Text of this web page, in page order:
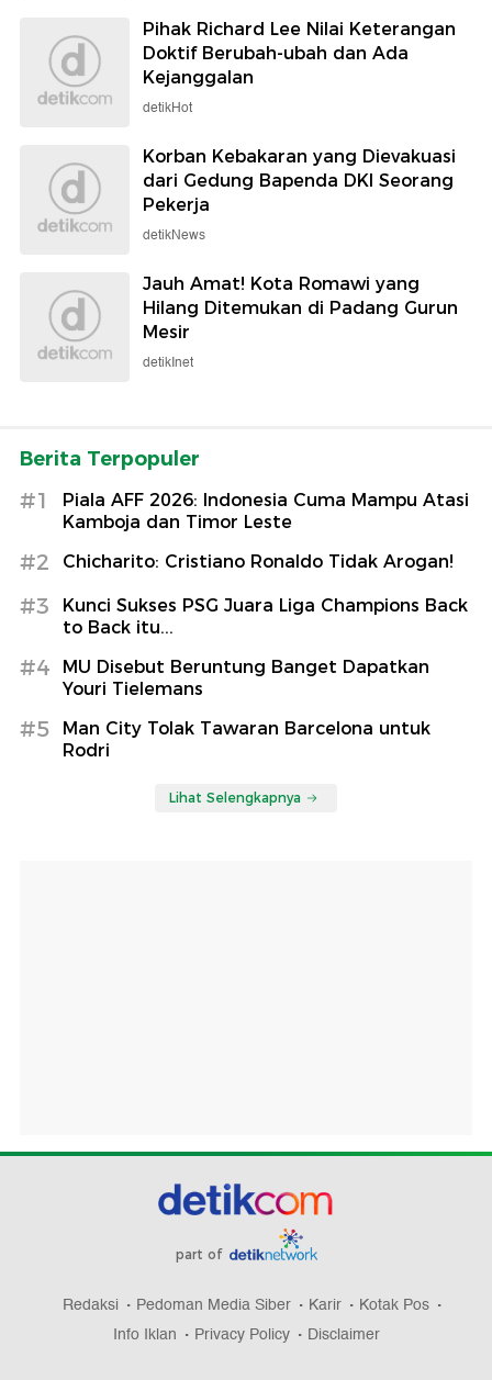
Pihak Richard Lee Nilai Keterangan
Doktif Berubah-ubah dan Ada
Kejanggalan
detikHot
Korban Kebakaran yang Dievakuasi
dari Gedung Bapenda DKI Seorang
Pekerja
detikNews
Jauh Amat! Kota Romawi yang
Hilang Ditemukan di Padang Gurun
Mesir
detikInet
Berita Terpopuler
#1
Piala AFF 2026: Indonesia Cuma Mampu Atasi
Kamboja dan Timor Leste
#2 Chicharito: Cristiano Ronaldo Tidak Arogan!
#3
Kunci Sukses PSG Juara Liga Champions Back
to Back itu...
#4
MU Disebut Beruntung Banget Dapatkan
Youri Tielemans
#5
Man City Tolak Tawaran Barcelona untuk
Rodri
Lihat Selengkapnya
part of
Redaksi Pedoman Media Siber Karir
Kotak Pos
Info Iklan
Privacy Policy Disclaimer